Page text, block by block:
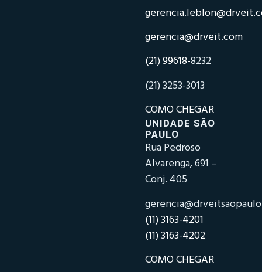
gerencia@drveit.com
(21) 99618-8232
(21) 3253-3013
COMO CHEGAR
UNIDADE SÃO
PAULO
Rua Pedroso
Alvarenga, 691 –
Conj. 405
(11) 3163-4201
(11) 3163-4202
COMO CHEGAR